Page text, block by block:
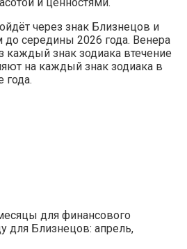
через знак Близнецов и
до середины 2026 года. Венера
каждый знак зодиака втечение
на каждый знак зодиака в
года.
для финансового
для Близнецов: апрель,